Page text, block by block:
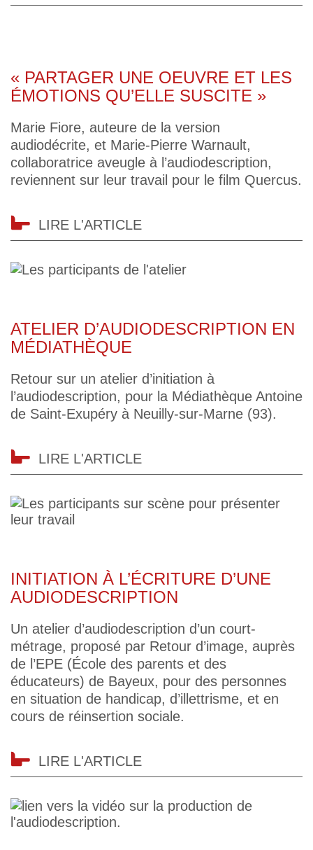
« PARTAGER UNE OEUVRE ET LES
ÉMOTIONS QU’ELLE SUSCITE »
Marie Fiore, auteure de la version
audiodécrite, et Marie-Pierre Warnault,
collaboratrice aveugle à l’audiodescription,
reviennent sur leur travail pour le film Quercus.
LIRE L'ARTICLE
ATELIER D’AUDIODESCRIPTION EN
MÉDIATHÈQUE
Retour sur un atelier d’initiation à
l’audiodescription, pour la Médiathèque Antoine
de Saint-Exupéry à Neuilly-sur-Marne (93).
LIRE L'ARTICLE
INITIATION À L’ÉCRITURE D’UNE
AUDIODESCRIPTION
Un atelier d’audiodescription d’un court-
métrage, proposé par Retour d’image, auprès
de l’EPE (École des parents et des
éducateurs) de Bayeux, pour des personnes
en situation de handicap, d’illettrisme, et en
cours de réinsertion sociale.
LIRE L'ARTICLE